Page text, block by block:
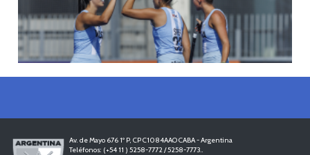
18/04/2026
LEER MÁS
Av. de Mayo 676 1º P, CP C1084AAO CABA - Argentina
Teléfonos: (+54 11 ) 5258-7772 / 5258-7773..